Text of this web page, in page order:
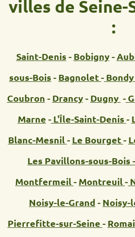
villes de Seine-
:
Saint-Denis - Bobigny-
sous-Bois - Bagnolet - Bondy
Coubron - Drancy- Dugny -
Marne -L'Île-Saint-Denis -
Blanc-Mesnil - Le Bourget -
Les Pavillons-sous-Bois -
Montfermeil - Montreuil -
Noisy-le-Grand - Noisy-
Pierrefitte-sur-Seine -